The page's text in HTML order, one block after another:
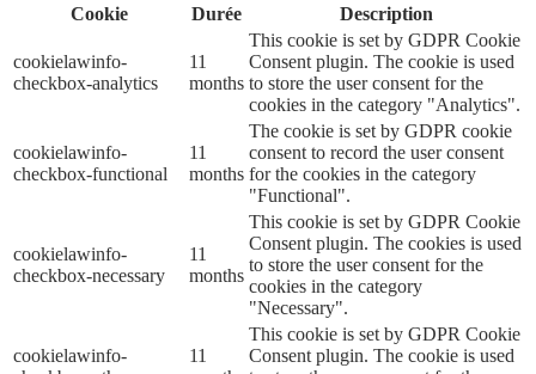
Cookie
Durée Description
cookielawinfo-
checkbox-analytics
11
months
This cookie is set by GDPR Cookie
Consent plugin. The cookie is used
to store the user consent for the
cookies in the category "Analytics".
cookielawinfo-
checkbox-functional
11
months
The cookie is set by GDPR cookie
consent to record the user consent
for the cookies in the category
"Functional".
cookielawinfo-
checkbox-necessary
11
months
This cookie is set by GDPR Cookie
Consent plugin. The cookies is used
to store the user consent for the
cookies in the category
"Necessary".
cookielawinfo-
11
This cookie is set by GDPR Cookie
Consent plugin. The cookie is used